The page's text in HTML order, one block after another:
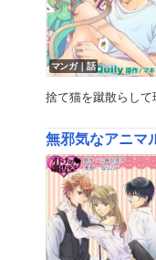
マンガ｜話
捨て猫を蹴散らし
無邪気なアニマ